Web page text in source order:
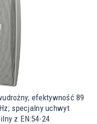
efektywność 89
specjalny uchwyt
z EN:54-24